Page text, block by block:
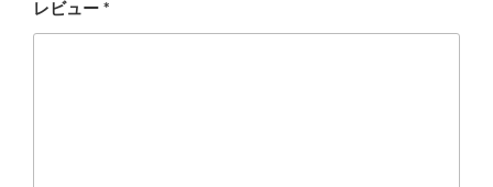
レビュー *